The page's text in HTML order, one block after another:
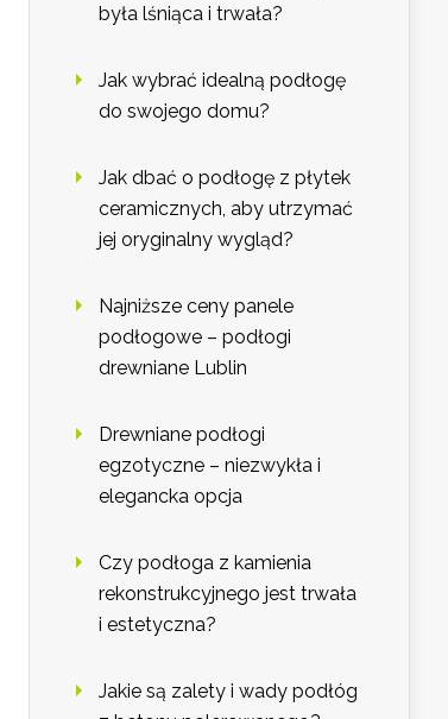
była lśniąca i trwała?
Jak wybrać idealną podłogę
do swojego domu?
Jak dbać o podłogę z płytek
ceramicznych, aby utrzymać
jej oryginalny wygląd?
Najniższe ceny panele
podłogowe – podłogi
drewniane Lublin
Drewniane podłogi
egzotyczne – niezwykła i
elegancka opcja
Czy podłoga z kamienia
rekonstrukcyjnego jest trwała
i estetyczna?
Jakie są zalety i wady podłóg